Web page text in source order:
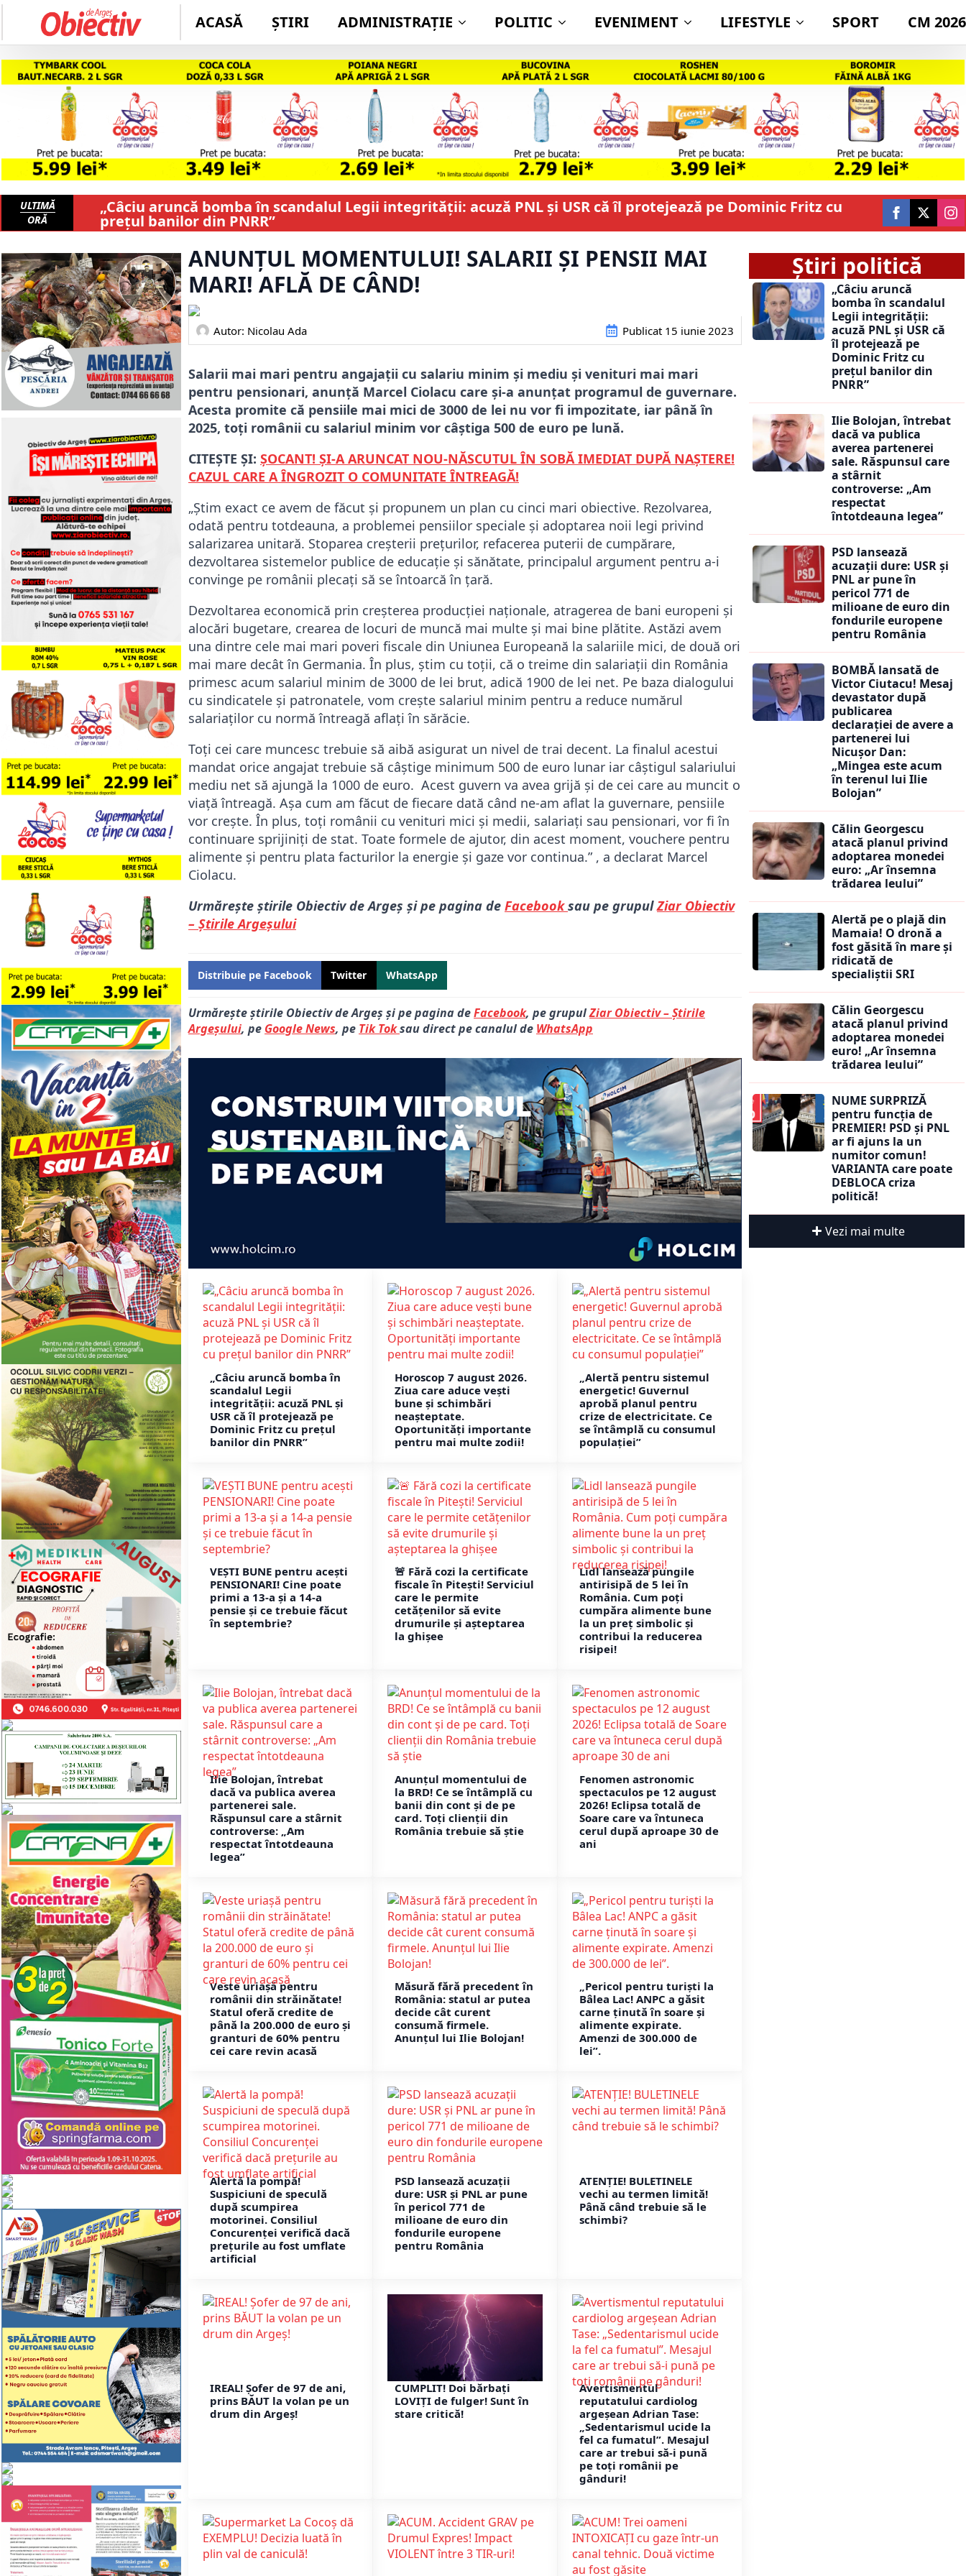
ACASĂ ȘTIRI ADMINISTRAŢIE POLITIC EVENIMENT LIFESTYLE SPORT CM 2026
ULTIMĂ
ORĂ
„Câciu aruncă bomba în scandalul Legii integrității: acuză PNL și USR că îl protejează pe Dominic Fritz cu
prețul banilor din PNRR”
ANUNȚUL MOMENTULUI! SALARII ȘI PENSII MAI
MARI! AFLĂ DE CÂND!
Autor: Nicolau Ada Publicat 15 iunie 2023
Salarii mai mari pentru angajații cu salariu minim și mediu și venituri mai mari
pentru pensionari, anunță Marcel Ciolacu care și-a anunțat programul de guvernare.
Acesta promite că pensiile mai mici de 3000 de lei nu vor fi impozitate, iar până în
2025, toți românii cu salariul minim vor câștiga 500 de euro pe lună.
CITEȘTE ȘI: ȘOCANT! ȘI-A ARUNCAT NOU-NĂSCUTUL ÎN SOBĂ IMEDIAT DUPĂ NAŞTERE!
CAZUL CARE A ÎNGROZIT O COMUNITATE ÎNTREAGĂ!
„Știm exact ce avem de făcut și propunem un plan cu cinci mari obiective. Rezolvarea,
odată pentru totdeauna, a problemei pensiilor speciale și adoptarea noii legi privind
salarizarea unitară. Stoparea creșterii prețurilor, refacerea puterii de cumpărare,
dezvoltarea sistemelor publice de educație și sănătate, principalul argument pentru a-i
convinge pe românii plecați să se întoarcă în țară.
Dezvoltarea economică prin creșterea producției naționale, atragerea de bani europeni și
alocări bugetare, crearea de locuri de muncă mai multe și mai bine plătite. Astăzi avem
una dintre cele mai mari poveri fiscale din Uniunea Europeană la salariile mici, de două ori
mai mare decât în Germania. În plus, știm cu toții, că o treime din salariații din România
primesc acum salariul minim de 3000 de lei brut, adică 1900 de lei net. Pe baza dialogului
cu sindicatele și patronatele, vom crește salariul minim pentru a reduce numărul
salariaților cu normă întreagă aflați în sărăcie.
Toți cei care muncesc trebuie să aibă asigurat un nivel de trai decent. La finalul acestui
mandat orice angajat trebuie să câștige minimum 500 de euro lunar iar câștigul salariului
mediu net să ajungă la 1000 de euro. Acest guvern va avea grijă și de cei care au muncit o
viață întreagă. Așa cum am făcut de fiecare dată când ne-am aflat la guvernare, pensiile
vor crește. În plus, toți românii cu venituri mici și medii, salariați sau pensionari, vor fi în
continuare sprijiniți de stat. Toate formele de ajutor, din acest moment, vouchere pentru
alimente și pentru plata facturilor la energie și gaze vor continua.” , a declarat Marcel
Ciolacu.
Urmărește știrile Obiectiv de Argeș și pe pagina de Facebooksau pe grupulZiar Obiectiv
– Știrile Argeșului
Distribuie pe Facebook Twitter WhatsApp
Urmărește știrile Obiectiv de Argeș și pe pagina deFacebook, pe grupulZiar Obiectiv – Știrile
Argeșului, pe Google News, pe Tik Toksau direct pe canalul de WhatsApp
„Câciu aruncă bomba în
scandalul Legii
integrității: acuză PNL și
USR că îl protejează pe
Dominic Fritz cu prețul
banilor din PNRR”
Horoscop 7 august 2026.
Ziua care aduce vești
bune și schimbări
neașteptate.
Oportunități importante
pentru mai multe zodii!
„Alertă pentru sistemul
energetic! Guvernul
aprobă planul pentru
crize de electricitate. Ce
se întâmplă cu consumul
populației”
VEȘTI BUNE pentru acești
PENSIONARI! Cine poate
primi a 13-a și a 14-a
pensie și ce trebuie făcut
în septembrie?
🚨 Fără cozi la certificate
fiscale în Pitești! Serviciul
care le permite
cetățenilor să evite
drumurile și așteptarea
la ghișee
Lidl lansează pungile
antirisipă de 5 lei în
România. Cum poți
cumpăra alimente bune
la un preț simbolic și
contribui la reducerea
risipei!
Ilie Bolojan, întrebat
dacă va publica averea
partenerei sale.
Răspunsul care a stârnit
controverse: „Am
respectat întotdeauna
legea”
Anunțul momentului de
la BRD! Ce se întâmplă cu
banii din cont și de pe
card. Toți clienții din
România trebuie să știe
Fenomen astronomic
spectaculos pe 12 august
2026! Eclipsa totală de
Soare care va întuneca
cerul după aproape 30 de
ani
Veste uriașă pentru
românii din străinătate!
Statul oferă credite de
până la 200.000 de euro și
granturi de 60% pentru
cei care revin acasă
Măsură fără precedent în
România: statul ar putea
decide cât curent
consumă firmele.
Anunțul lui Ilie Bolojan!
„Pericol pentru turiști la
Bâlea Lac! ANPC a găsit
carne ținută în soare și
alimente expirate.
Amenzi de 300.000 de
lei”.
Alertă la pompă!
Suspiciuni de speculă
după scumpirea
motorinei. Consiliul
Concurenței verifică dacă
prețurile au fost umflate
artificial
PSD lansează acuzații
dure: USR și PNL ar pune
în pericol 771 de
milioane de euro din
fondurile europene
pentru România
ATENȚIE! BULETINELE
vechi au termen limită!
Până când trebuie să le
schimbi?
IREAL! Șofer de 97 de ani,
prins BĂUT la volan pe un
drum din Argeș!
CUMPLIT! Doi bărbați
LOVIȚI de fulger! Sunt în
stare critică!
Avertismentul
reputatului cardiolog
argeșean Adrian Tase:
„Sedentarismul ucide la
fel ca fumatul”. Mesajul
care ar trebui să-i pună
pe toți românii pe
gânduri!
Știri politică
„Câciu aruncă
bomba în scandalul
Legii integrității:
acuză PNL și USR că
îl protejează pe
Dominic Fritz cu
prețul banilor din
PNRR”
Ilie Bolojan, întrebat
dacă va publica
averea partenerei
sale. Răspunsul care
a stârnit
controverse: „Am
respectat
întotdeauna legea”
PSD lansează
acuzații dure: USR și
PNL ar pune în
pericol 771 de
milioane de euro din
fondurile europene
pentru România
BOMBĂ lansată de
Victor Ciutacu! Mesaj
devastator după
publicarea
declarației de avere a
partenerei lui
Nicușor Dan:
„Mingea este acum
în terenul lui Ilie
Bolojan”
Călin Georgescu
atacă planul privind
adoptarea monedei
euro: „Ar însemna
trădarea leului”
Alertă pe o plajă din
Mamaia! O dronă a
fost găsită în mare și
ridicată de
specialiștii SRI
Călin Georgescu
atacă planul privind
adoptarea monedei
euro! „Ar însemna
trădarea leului”
NUME SURPRIZĂ
pentru funcția de
PREMIER! PSD și PNL
ar fi ajuns la un
numitor comun!
VARIANTA care poate
DEBLOCA criza
politică!
Vezi mai multe